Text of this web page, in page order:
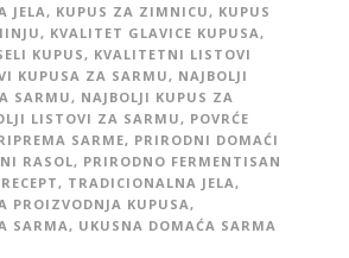
JELA , KUPUS ZA ZIMNICU , KUPUS
, KVALITET GLAVICE KUPUSA ,
KUPUS , KVALITETNI LISTOVI
KUPUSA ZA SARMU , NAJBOLJI
SARMU , NAJBOLJI KUPUS ZA
LISTOVI ZA SARMU, POVRĆE
SARME, PRIRODNI DOMAĆI
RASOL, PRIRODNO FERMENTISAN
, TRADICIONALNA JELA ,
PROIZVODNJA KUPUSA ,
SARMA , UKUSNA DOMAĆA SARMA